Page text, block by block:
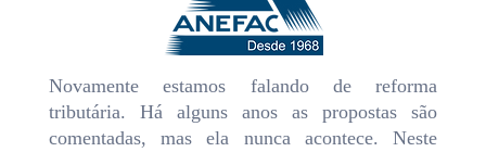
Novamente estamos falando de reforma
tributária. Há alguns anos as propostas são
comentadas, mas ela nunca acontece. Neste